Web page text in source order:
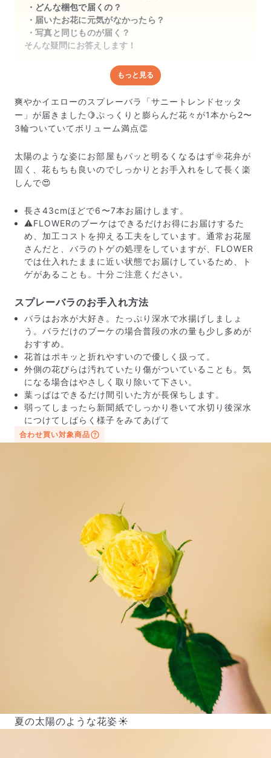
どんな梱包で届くの？
届いたお花に元気がなかったら？
写真と同じものが届く？
そんな疑問にお答えします！
どんな梱包で届くの？
出荷前に水揚げ（花が水を吸いやすくなる処理）を施
し、専用ボックスに丁寧に梱包してお届けしています。
きゅっとまとめられて一見窮屈そうに見えますが、輸送
中の衝撃による折れや擦れを軽減する効果があります。
届いたお花に元気がなかったら？
もし届いたお花に「枯れている」「折れている」などの
商品ページに掲載している写真は、実際にお届けする商
品を撮影したものです。お花は生き物なので、どうして
も色味やサイズ・咲き方に個体差はありますが、できる
だけ写真のイメージに近いものをお届けできるように人
の目でチェックをしています。
もっと見る
爽やかイエローのスプレーバラ「サニートレンドセッタ
ー」が届きました🍋ぷっくりと膨らんだ花々が1本から2〜
3輪ついていてボリューム満点👏
太陽のような姿にお部屋もパッと明るくなるはず🌞花弁が
固く、花もちも良いのでしっかりとお手入れをして長く楽
しんで😍
長さ43cmほどで6〜7本お届けします。
⚠️FLOWERのブーケはできるだけお得にお届けするた
め、加工コストを抑える工夫をしています。通常お花屋
さんだと、バラのトゲの処理をしていますが、FLOWER
では仕入れたままに近い状態でお届けしているため、ト
ゲがあることも。十分ご注意ください。
スプレーバラのお手入れ方法
バラはお水が大好き。たっぷり深水で水揚げしましょ
う。バラだけのブーケの場合普段の水の量も少し多めが
おすすめ。
花首はポキッと折れやすいので優しく扱って。
外側の花びらは汚れていたり傷がついていることも。気
になる場合はやさしく取り除いて下さい。
葉っぱはできるだけ間引いた方が長保ちします。
弱ってしまったら新聞紙でしっかり巻いて水切り後深水
につけてしばらく様子をみてあげて
合わせ買い対象商品
夏の太陽のような花姿☀️